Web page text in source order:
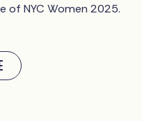
of NYC Women 2025.